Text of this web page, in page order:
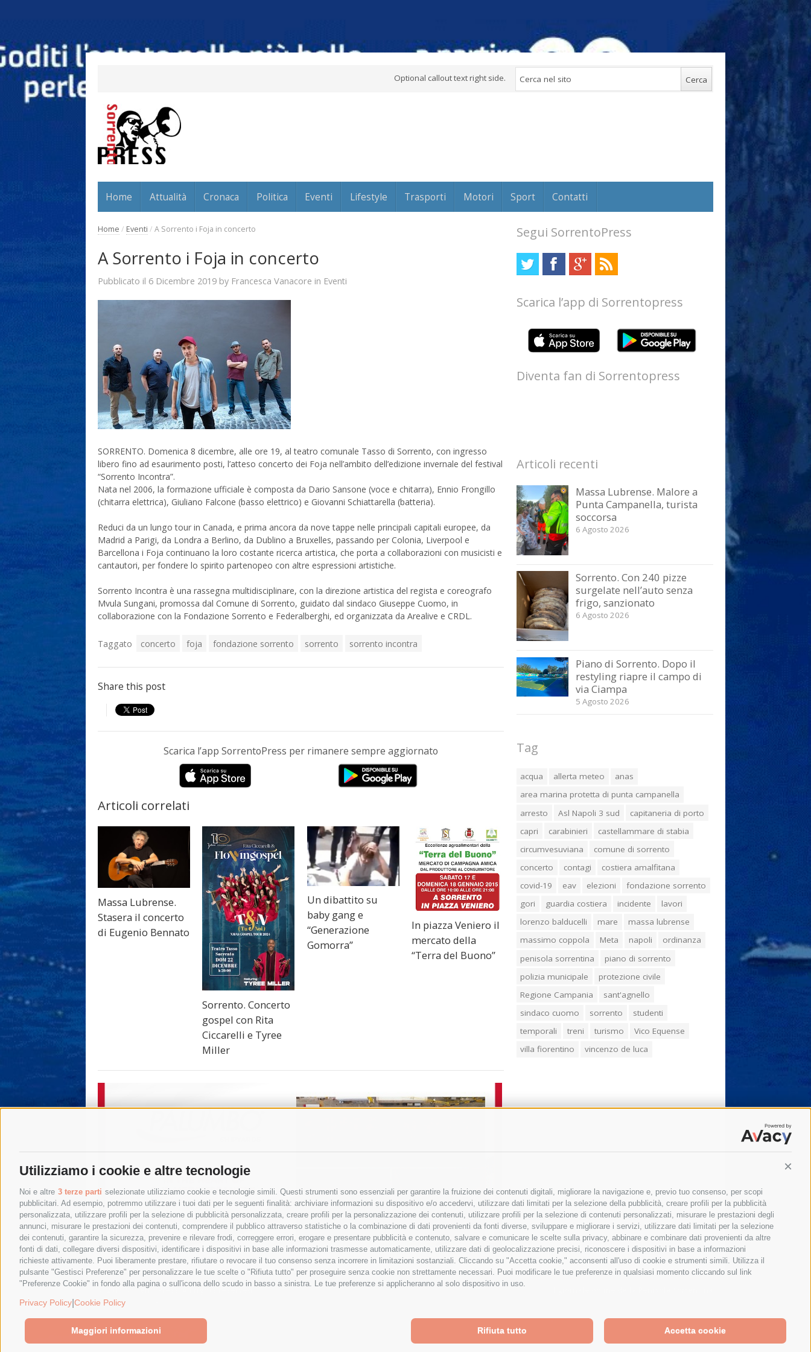
Utilizziamo i cookie e altre tecnologie
Noi e altre 3 terze parti selezionate utilizziamo cookie e tecnologie simili. Questi strumenti sono essenziali per garantire la fruizione dei contenuti digitali, migliorare la navigazione e, previo tuo consenso, per scopi
pubblicitari. Ad esempio, potremmo utilizzare i tuoi dati per le seguenti finalità: archiviare informazioni su dispositivo e/o accedervi, utilizzare dati limitati per la selezione della pubblicità, creare profili per la pubblicità
personalizzata, utilizzare profili per la selezione di pubblicità personalizzata, creare profili per la personalizzazione dei contenuti, utilizzare profili per la selezione di contenuti personalizzati, misurare le prestazioni degli
annunci, misurare le prestazioni dei contenuti, comprendere il pubblico attraverso statistiche o la combinazione di dati provenienti da fonti diverse, sviluppare e migliorare i servizi, utilizzare dati limitati per la selezione
dei contenuti, garantire la sicurezza, prevenire e rilevare frodi, correggere errori, erogare e presentare pubblicità e contenuto, salvare e comunicare le scelte sulla privacy, abbinare e combinare dati provenienti da altre
fonti di dati, collegare diversi dispositivi, identificare i dispositivi in base alle informazioni trasmesse automaticamente, utilizzare dati di geolocalizzazione precisi, riconoscere i dispositivi in base a informazioni
richieste attivamente. Puoi liberamente prestare, rifiutare o revocare il tuo consenso senza incorrere in limitazioni sostanziali. Cliccando su "Accetta cookie," acconsenti all'uso di cookie e strumenti simili. Utilizza il
pulsante "Gestisci Preferenze" per personalizzare le tue scelte o "Rifiuta tutto" per proseguire senza cookie non strettamente necessari. Puoi modificare le tue preferenze in qualsiasi momento cliccando sul link
"Preferenze Cookie" in fondo alla pagina o sull'icona dello scudo in basso a sinistra. Le tue preferenze si applicheranno al solo dispositivo in uso.
Privacy Policy Cookie Policy
Accetta cookie
Rifiuta tutto
Maggiori informazioni
Optional callout text right side.
Home Attualità Cronaca Politica Eventi Lifestyle Trasporti Motori Sport Contatti
Home / Eventi / A Sorrento i Foja in concerto
A Sorrento i Foja in concerto
Pubblicato il 6 Dicembre 2019 by Francesca Vanacore in Eventi
SORRENTO. Domenica 8 dicembre, alle ore 19, al teatro comunale Tasso di Sorrento, con ingresso
libero fino ad esaurimento posti, l’atteso concerto dei Foja nell’ambito dell’edizione invernale del festival
“Sorrento Incontra”.
Nata nel 2006, la formazione ufficiale è composta da Dario Sansone (voce e chitarra), Ennio Frongillo
(chitarra elettrica), Giuliano Falcone (basso elettrico) e Giovanni Schiattarella (batteria).
Reduci da un lungo tour in Canada, e prima ancora da nove tappe nelle principali capitali europee, da
Madrid a Parigi, da Londra a Berlino, da Dublino a Bruxelles, passando per Colonia, Liverpool e
Barcellona i Foja continuano la loro costante ricerca artistica, che porta a collaborazioni con musicisti e
cantautori, per fondere lo spirito partenopeo con altre espressioni artistiche.
Sorrento Incontra è una rassegna multidisciplinare, con la direzione artistica del regista e coreografo
Mvula Sungani, promossa dal Comune di Sorrento, guidato dal sindaco Giuseppe Cuomo, in
collaborazione con la Fondazione Sorrento e Federalberghi, ed organizzata da Arealive e CRDL.
Taggato concerto foja fondazione sorrento sorrento sorrento incontra
Share this post
Scarica l’app SorrentoPress per rimanere sempre aggiornato
Articoli correlati
Massa Lubrense.
Stasera il concerto
di Eugenio Bennato
Sorrento. Concerto
gospel con Rita
Ciccarelli e Tyree
Miller
Un dibattito su
baby gang e
“Generazione
Gomorra”
In piazza Veniero il
mercato della
“Terra del Buono”
Segui SorrentoPress
Scarica l’app di Sorrentopress
Diventa fan di Sorrentopress
Articoli recenti
Massa Lubrense. Malore a
Punta Campanella, turista
soccorsa
6 Agosto 2026
Sorrento. Con 240 pizze
surgelate nell’auto senza
frigo, sanzionato
6 Agosto 2026
Piano di Sorrento. Dopo il
restyling riapre il campo di
via Ciampa
5 Agosto 2026
Tag
acqua allerta meteo
anas
area marina protetta di punta campanella
arresto
Asl Napoli 3 sud
capitaneria di porto
capri
carabinieri
castellammare di stabia
circumvesuviana
comune di sorrento
concerto
contagi
costiera amalfitana
covid-19
eav elezioni
fondazione sorrento
gori
guardia costiera incidente
lavori
lorenzo balducelli
mare
massa lubrense
massimo coppola
Meta napoli
ordinanza
penisola sorrentina
piano di sorrento
polizia municipale
protezione civile
Regione Campania
sant'agnello
sindaco cuomo
sorrento
studenti
temporali
treni turismo
Vico Equense
villa fiorentino
vincenzo de luca
© 2015 SorrentoPress. All rights reserved.
Privacy policy